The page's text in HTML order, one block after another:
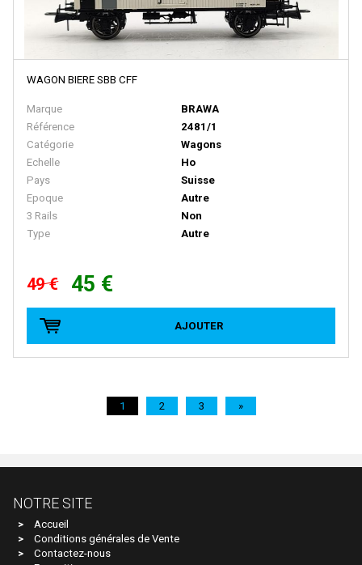
PN SUD MODELISME
PRALINE
Preiser
Primex
PROTO 1000 SERIES
PROTO 2000 SERIES
PZ-MODEL
QUICK
RAI-MO
Revell
WAGON BIERE SBB CFF
Marque
BRAWA
Référence
2481/1
Catégorie
Wagons
Echelle
Ho
Pays
Suisse
Epoque
Autre
3 Rails
Non
Type
Autre
49 € 45 €
AJOUTER
1 2 3 »
NOTRE SITE
Accueil
Conditions générales de Vente
Contactez-nous